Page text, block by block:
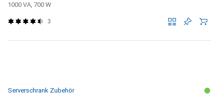
1000 VA, 700 W
3
Serverschrank Zubehör